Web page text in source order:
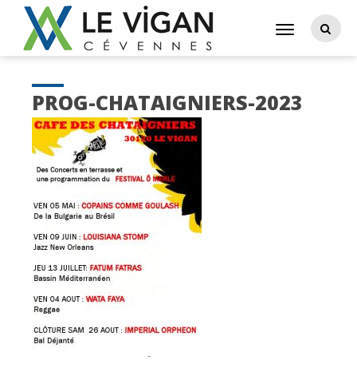
PROG-CHATAIGNIERS-2023